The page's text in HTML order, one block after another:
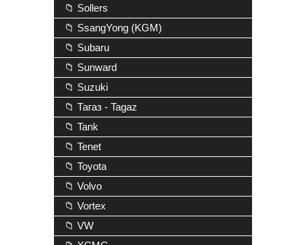
📁 Sollers
📁 SsangYong (KGM)
📁 Subaru
📁 Sunward
📁 Suzuki
📁 Тагаз - Tagaz
📁 Tank
📁 Tenet
📁 Toyota
📁 Volvo
📁 Vortex
📁 VW